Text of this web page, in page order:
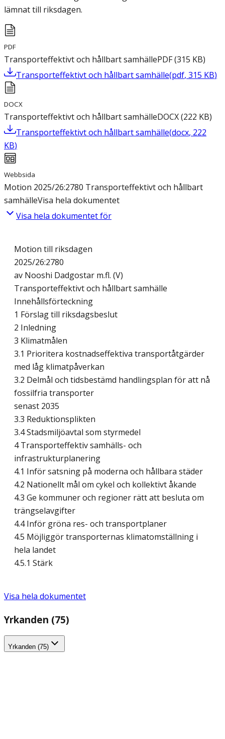
lämnat till riksdagen.
PDF
Transporteffektivt och hållbart samhällePDF(315 KB)
Transporteffektivt och hållbart samhälle(pdf, 315 KB)
DOCX
Transporteffektivt och hållbart samhälleDOCX(222 KB)
Transporteffektivt och hållbart samhälle(docx, 222
KB)
Webbsida
Motion 2025/26:2780 Transporteffektivt och hållbart
samhälleVisa hela dokumentet
Visa hela dokumentet för
Motion till riksdagen
2025/26:2780
av Nooshi Dadgostar m.fl. (V)
Transporteffektivt och hållbart samhälle
Innehållsförteckning
1 Förslag till riksdagsbeslut
2 Inledning
3 Klimatmålen
3.1 Prioritera kostnadseffektiva transportåtgärder
med låg klimatpåverkan
3.2 Delmål och tidsbestämd handlingsplan för att nå
fossilfria transporter
senast 2035
3.3 Reduktionsplikten
3.4 Stadsmiljöavtal som styrmedel
4 Transporteffektiv samhälls- och
infrastrukturplanering
4.1 Inför satsning på moderna och hållbara städer
4.2 Nationellt mål om cykel och kollektivt åkande
4.3 Ge kommuner och regioner rätt att besluta om
trängselavgifter
4.4 Inför gröna res- och transportplaner
4.5 Möjliggör transporternas klimatomställning i
hela landet
4.5.1 Stärk
Visa hela dokumentet
Yrkanden (75)
Yrkanden (75)